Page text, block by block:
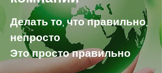
Делать то, что правильно,
непросто
Это просто правильно